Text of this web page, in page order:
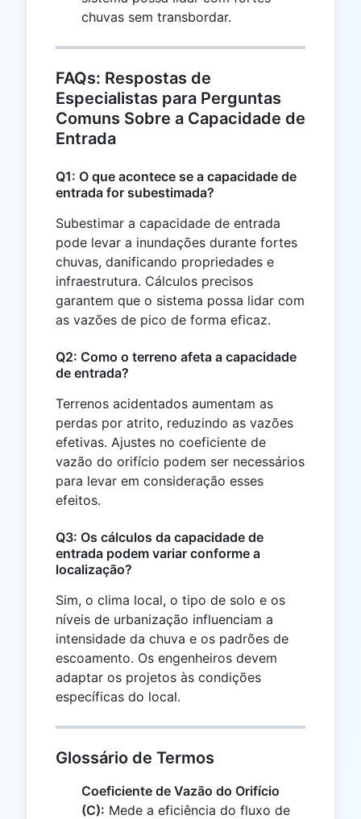
=
chuvas sem transbordar.
FAQs: Respostas de
Especialistas para Perguntas
Comuns Sobre a Capacidade de
Entrada
Q1: O que acontece se a capacidade de
entrada for subestimada?
Subestimar a capacidade de entrada
pode levar a inundações durante fortes
chuvas, danificando propriedades e
infraestrutura. Cálculos precisos
garantem que o sistema possa lidar com
as vazões de pico de forma eficaz.
Q2: Como o terreno afeta a capacidade
de entrada?
Terrenos acidentados aumentam as
perdas por atrito, reduzindo as vazões
efetivas. Ajustes no coeficiente de
vazão do orifício podem ser necessários
para levar em consideração esses
efeitos.
Q3: Os cálculos da capacidade de
entrada podem variar conforme a
localização?
Sim, o clima local, o tipo de solo e os
níveis de urbanização influenciam a
intensidade da chuva e os padrões de
escoamento. Os engenheiros devem
adaptar os projetos às condições
específicas do local.
Glossário de Termos
Coeficiente de Vazão do Orifício
(C): Mede a eficiência do fluxo de